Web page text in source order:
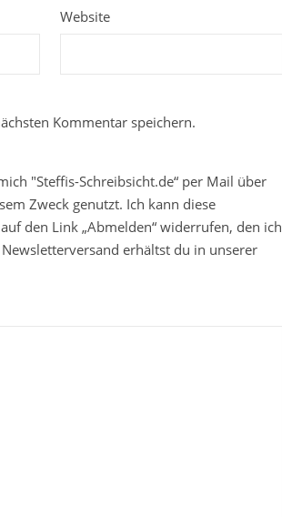
Website
Kommentar speichern.
"Steffis-Schreibsicht.de“ per Mail über
Zweck genutzt. Ich kann diese
den Link „Abmelden“ widerrufen, den ich
erhältst du in unserer